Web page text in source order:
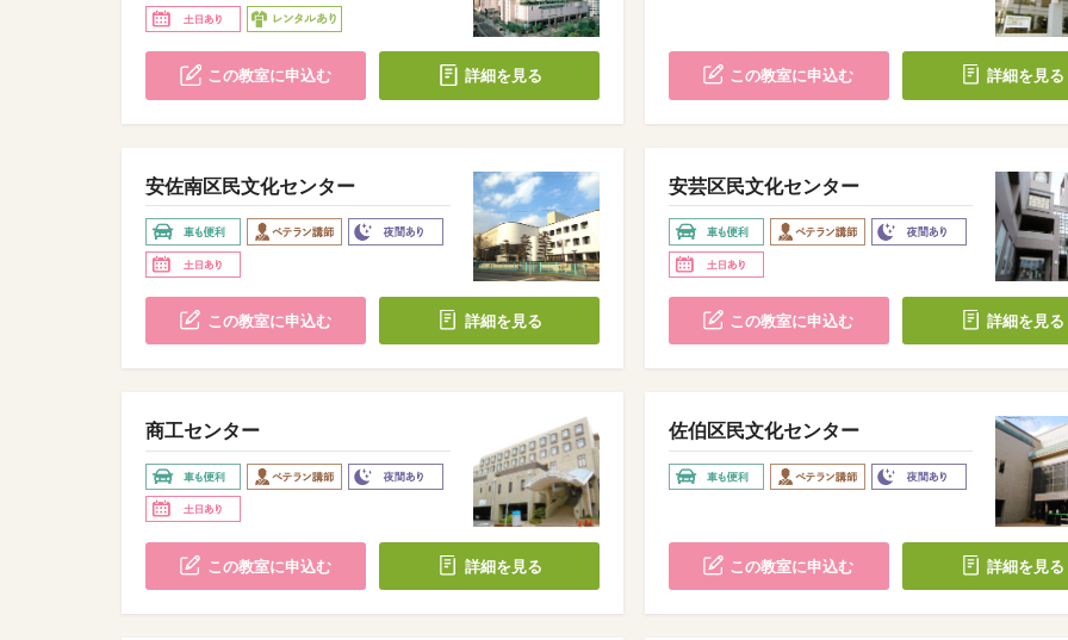
この教室に申込む 詳細を見る この教室に申込む 詳細を見る
安佐南区民文化センター
この教室に申込む 詳細を見る
安芸区民文化センター
この教室に申込む 詳細を見る
商工センター
この教室に申込む 詳細を見る
佐伯区民文化センター
この教室に申込む 詳細を見る